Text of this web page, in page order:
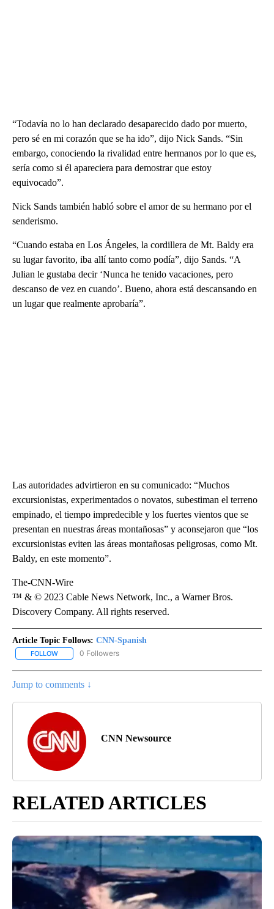
“Todavía no lo han declarado desaparecido dado por muerto,
pero sé en mi corazón que se ha ido”, dijo Nick Sands. “Sin
embargo, conociendo la rivalidad entre hermanos por lo que es,
sería como si él apareciera para demostrar que estoy
equivocado”.
Nick Sands también habló sobre el amor de su hermano por el
senderismo.
“Cuando estaba en Los Ángeles, la cordillera de Mt. Baldy era
su lugar favorito, iba allí tanto como podía”, dijo Sands. “A
Julian le gustaba decir ‘Nunca he tenido vacaciones, pero
descanso de vez en cuando’. Bueno, ahora está descansando en
un lugar que realmente aprobaría”.
Las autoridades advirtieron en su comunicado: “Muchos
excursionistas, experimentados o novatos, subestiman el terreno
empinado, el tiempo impredecible y los fuertes vientos que se
presentan en nuestras áreas montañosas” y aconsejaron que “los
excursionistas eviten las áreas montañosas peligrosas, como Mt.
Baldy, en este momento”.
The-CNN-Wire
™ & © 2023 Cable News Network, Inc., a Warner Bros.
Discovery Company. All rights reserved.
Article Topic Follows: CNN-Spanish
FOLLOW FOLLOW "CNN-SPANISH" TO RECEIVE NOTIFICATIONS ABOUT
0 Followers
Jump to comments ↓
CNN Newsource
RELATED ARTICLES